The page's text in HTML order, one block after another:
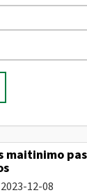
maitinimo
2023-12-08